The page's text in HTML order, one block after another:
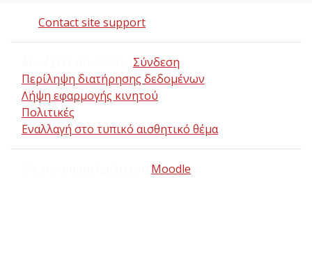
Contact site support
Σύνδεση
Περίληψη διατήρησης δεδομένων
Λήψη εφαρμογής κινητού
Πολιτικές
Εναλλαγή στο τυπικό αισθητικό θέμα
Moodle